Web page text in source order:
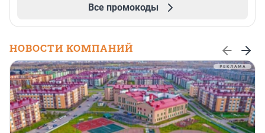
Все промокоды
НОВОСТИ КОМПАНИЙ